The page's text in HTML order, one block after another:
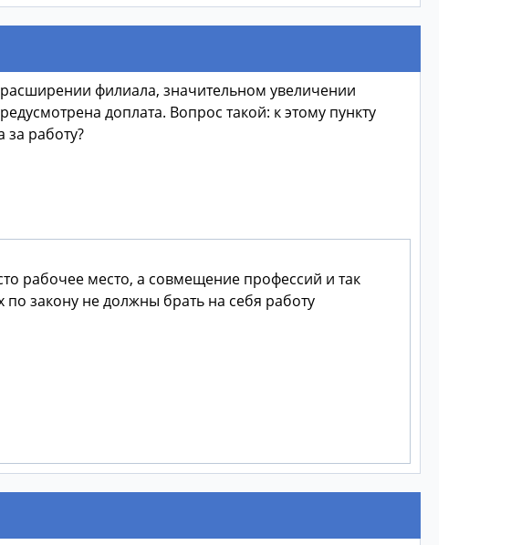
филиала, значительном увеличении
доплата. Вопрос такой: к этому пункту
за работу?
рабочее место, а совмещение профессий и так
по закону не должны брать на себя работу